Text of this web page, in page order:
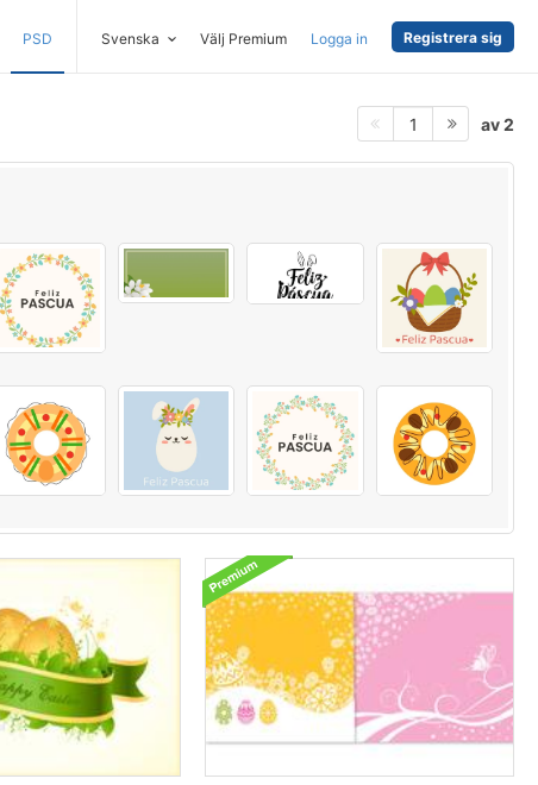
PSD Svenska Välj Premium Logga in Registrera sig
1 av 2